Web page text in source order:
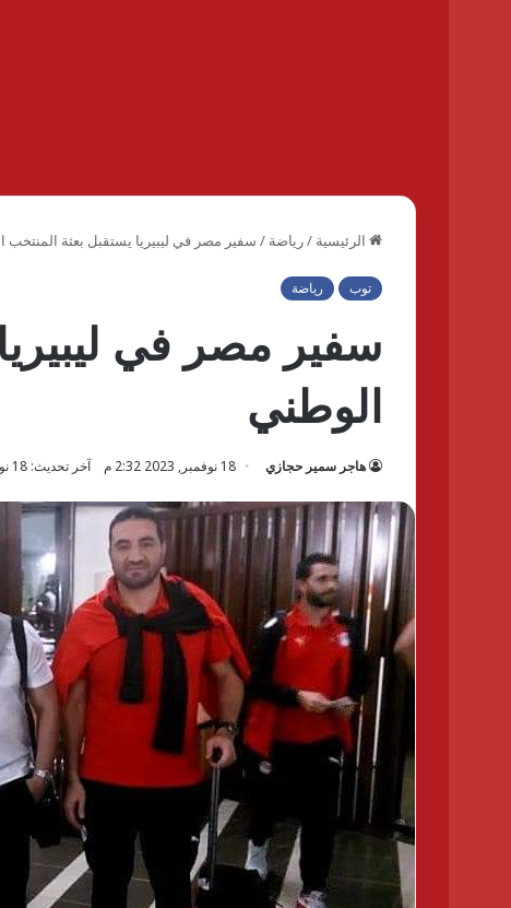
الرئيسية /رياضة / سفير مصر في ليبيريا يستقبل بعثة المنتخب
توب رياضة
سفير مصر في
الوطني
هاجر سمير حجازي 18 نوفمبر, 2023 2:32 م آخر تحديث: 18 نوفمبر, 2023 2:32 م